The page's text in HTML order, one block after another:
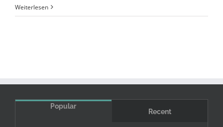
Warentest:
Weiterlesen
Popular
Recent